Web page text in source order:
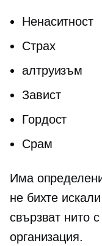
Ненаситност
Страх
алтруизъм
Завист
Гордост
Срам
Има
не бихте
свързват нито
организация.